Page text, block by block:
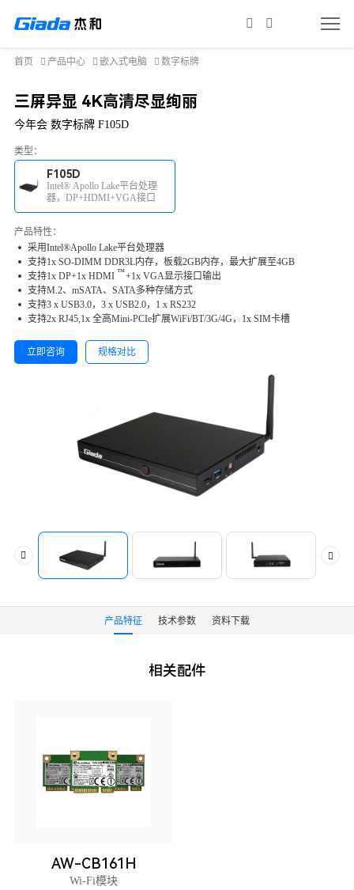
首页 产品中心 嵌入式电脑 数字标牌
三屏异显 4K高清尽显绚丽
今年会 数字标牌 F105D
类型：
F105D
Intel® Apollo Lake平台处理
器，DP+HDMI+VGA接口
产品特性：
采用Intel®Apollo Lake平台处理器
支持1x SO-DIMM DDR3L内存，板载2GB内存，最大扩展至4GB
支持1x DP+1x HDMI ™+1x VGA显示接口输出
支持M.2、mSATA、SATA多种存储方式
支持3 x USB3.0，3 x USB2.0，1 x RS232
支持2x RJ45,1x 全高Mini-PCIe扩展WiFi/BT/3G/4G，1x SIM卡槽
立即咨询 规格对比
产品特征 技术参数 资料下载
相关配件
AW-CB161H
Wi-Fi模块